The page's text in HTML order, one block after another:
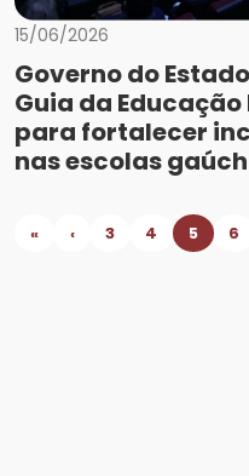
15/06/2026
Governo do
Guia da Educação
para fortalecer
nas escolas
« ‹ 3 4 5 6